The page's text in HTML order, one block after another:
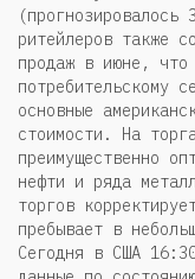
ритейлеров также
продаж в июне, что
потребительскому
основные
стоимости. На
преимущественно
нефти и ряда
торгов
пребывает в
Сегодня в США